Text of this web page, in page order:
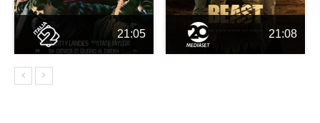
21:05 21:08